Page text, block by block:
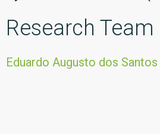
Research Team
Eduardo Augusto dos